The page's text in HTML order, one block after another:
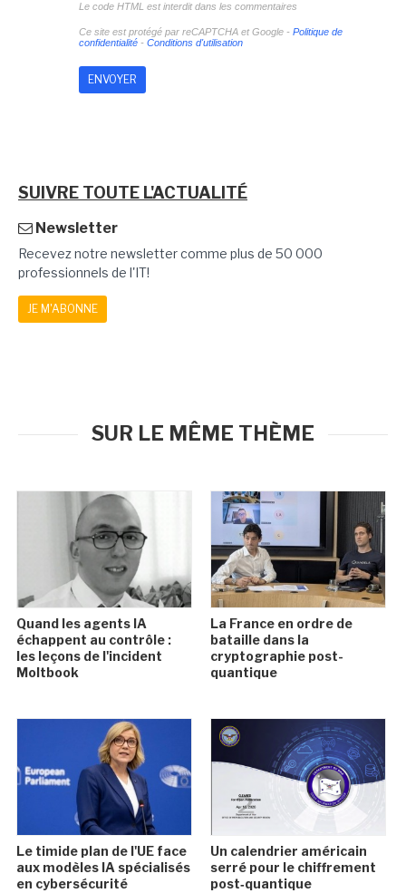
Le code HTML est interdit dans les commentaires
Ce site est protégé par reCAPTCHA et Google - Politique de
confidentialité- Conditions d'utilisation
SUIVRE TOUTE L'ACTUALITÉ
Newsletter
Recevez notre newsletter comme plus de 50 000
professionnels de l'IT!
JE M'ABONNE
SUR LE MÊME THÈME
Quand les agents IA
échappent au contrôle :
les leçons de l'incident
Moltbook
La France en ordre de
bataille dans la
cryptographie post-
quantique
Le timide plan de l'UE face
aux modèles IA spécialisés
en cybersécurité
Un calendrier américain
serré pour le chiffrement
post‑quantique